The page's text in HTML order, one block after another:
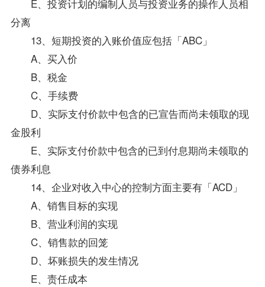
E、投资计划的编制人员与投资业务的操作人员相
分离
13、短期投资的入账价值应包括「ABC」
A、买入价
B、税金
C、手续费
D、实际支付价款中包含的已宣告而尚未领取的现
金股利
E、实际支付价款中包含的已到付息期尚未领取的
债券利息
14、企业对收入中心的控制方面主要有「ACD」
A、销售目标的实现
B、营业利润的实现
C、销售款的回笼
D、坏账损失的发生情况
E、责任成本